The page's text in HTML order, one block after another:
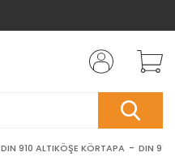
DIN 910 ALTIKÖŞE KÖRTAPA DIN 910